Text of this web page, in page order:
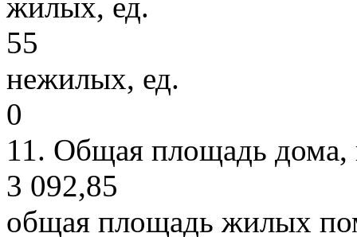
55
нежилых, ед.
0
11. Общая площадь дома,
3 092,85
общая площадь жилых